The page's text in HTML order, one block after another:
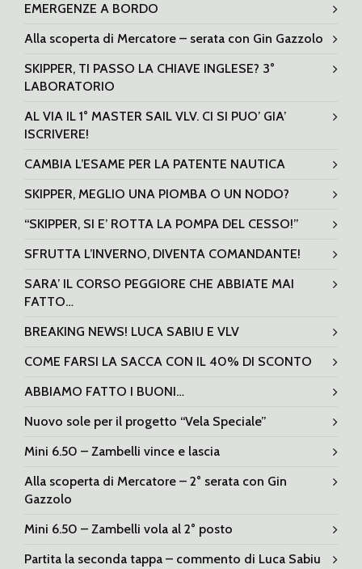
EMERGENZE A BORDO
Alla scoperta di Mercatore – serata con Gin Gazzolo
SKIPPER, TI PASSO LA CHIAVE INGLESE? 3°
LABORATORIO
AL VIA IL 1° MASTER SAIL VLV. CI SI PUO’ GIA’
ISCRIVERE!
CAMBIA L’ESAME PER LA PATENTE NAUTICA
SKIPPER, MEGLIO UNA PIOMBA O UN NODO?
“SKIPPER, SI E’ ROTTA LA POMPA DEL CESSO!”
SFRUTTA L’INVERNO, DIVENTA COMANDANTE!
SARA’ IL CORSO PEGGIORE CHE ABBIATE MAI
FATTO…
BREAKING NEWS! LUCA SABIU E VLV
COME FARSI LA SACCA CON IL 40% DI SCONTO
ABBIAMO FATTO I BUONI…
Nuovo sole per il progetto “Vela Speciale”
Mini 6.50 – Zambelli vince e lascia
Alla scoperta di Mercatore – 2° serata con Gin
Gazzolo
Mini 6.50 – Zambelli vola al 2° posto
Partita la seconda tappa – commento di Luca Sabiu